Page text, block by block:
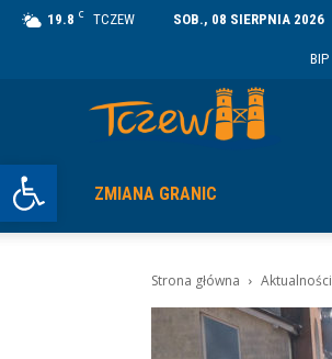
Otwórz pasek narzędzi
19.8 C TCZEW SOB., 08 SIERPNIA 2026
BIP
ZMIANA GRANIC
Strona główna Aktualności